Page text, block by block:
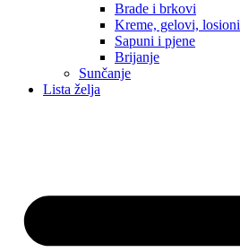
Brade i brkovi
Kreme, gelovi, losioni
Sapuni i pjene
Brijanje
Sunčanje
Lista želja